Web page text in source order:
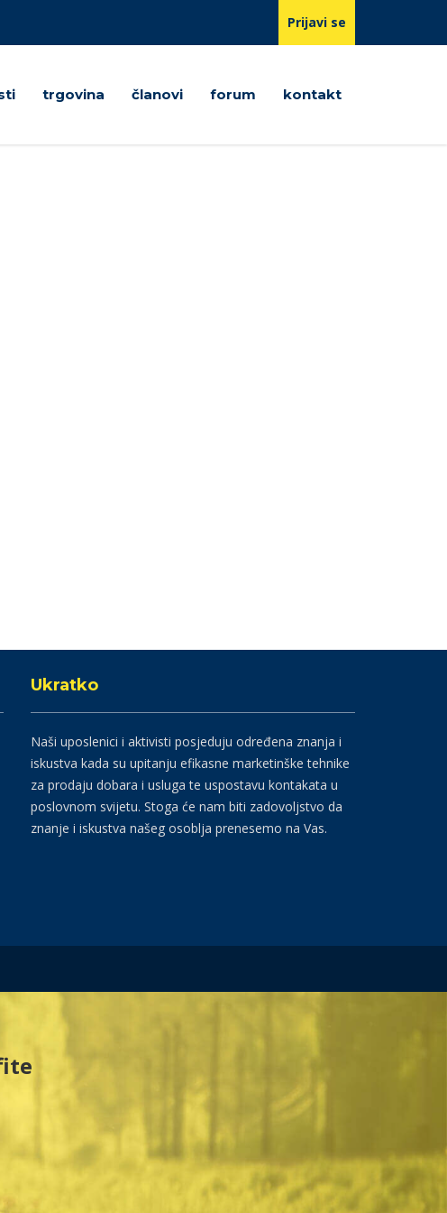
Prijavi se
trgovina članovi forum kontakt
Ukratko
Naši uposlenici i aktivisti posjeduju određena znanja i
iskustva kada su upitanju efikasne marketinške tehnike
za prodaju dobara i usluga te uspostavu kontakata u
poslovnom svijetu. Stoga će nam biti zadovoljstvo da
znanje i iskustva našeg osoblja prenesemo na Vas.